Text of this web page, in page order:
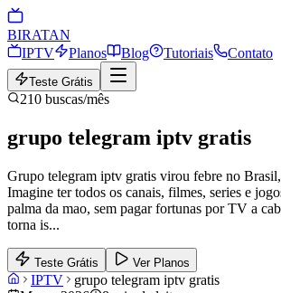
BIRATAN
IPTV
Planos Blog Tutoriais Contato
Teste Grátis
210 buscas/mês
grupo telegram iptv gratis
Grupo telegram iptv gratis virou febre no
Imagine ter todos os canais, filmes, series e
palma da mao, sem pagar fortunas por TV a
torna is...
Teste Grátis Ver Planos
IPTV
grupo telegram iptv gratis